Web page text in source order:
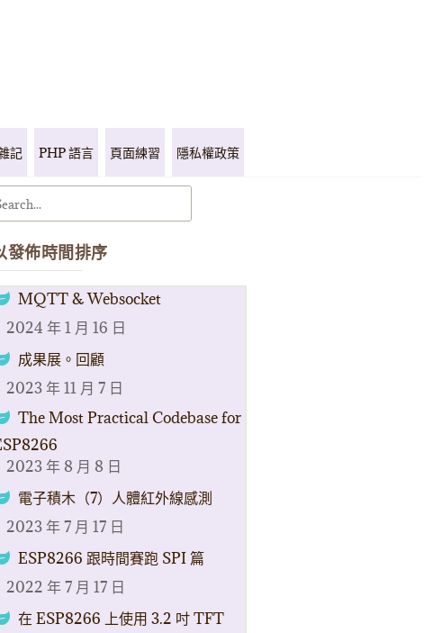
記 PHP 語言 頁面練習 隱私權政策
發佈時間排序
MQTT & Websocket
2024 年 1 月 16 日
成果展。回顧
2023 年 11 月 7 日
The Most Practical Codebase for
2023 年 8 月 8 日
電子積木（7）人體紅外線感測
2023 年 7 月 17 日
ESP8266 跟時間賽跑 SPI 篇
2022 年 7 月 17 日
在 ESP8266 上使用 3.2 吋 TFT